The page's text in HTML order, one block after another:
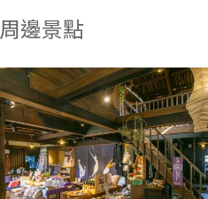
周邊景點